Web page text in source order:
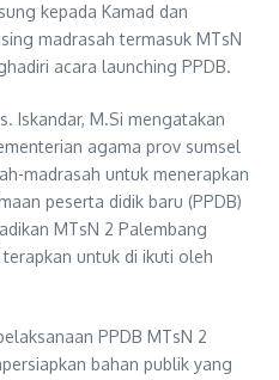
kepada Kamad dan
madrasah termasuk MTsN
acara launching PPDB.
Iskandar, M.Si mengatakan
agama prov sumsel
madrasah untuk menerapkan
peserta didik baru (PPDB)
MTsN 2 Palembang
untuk di ikuti oleh
PPDB MTsN 2
bahan publik yang